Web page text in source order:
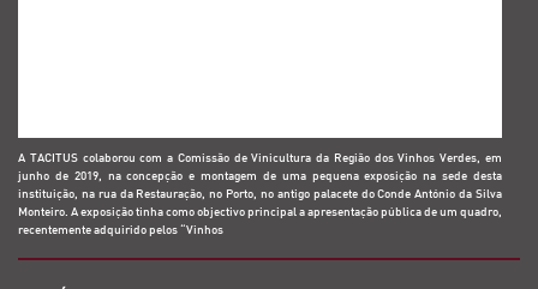
A TACITUS colaborou com a Comissão de Vinicultura da Região dos Vinhos Verdes, em
junho de 2019, na concepção e montagem de uma pequena exposição na sede desta
instituição, na rua da Restauração, no Porto, no antigo palacete do Conde António da Silva
Monteiro. A exposição tinha como objectivo principal a apresentação pública de um quadro,
recentemente adquirido pelos “Vinhos